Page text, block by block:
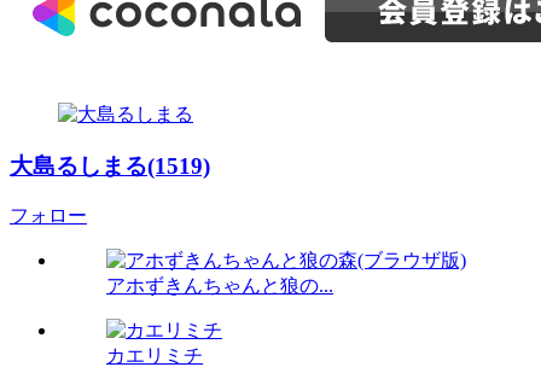
大島るしまる(1519)
フォロー
アホずきんちゃんと狼の...
カエリミチ